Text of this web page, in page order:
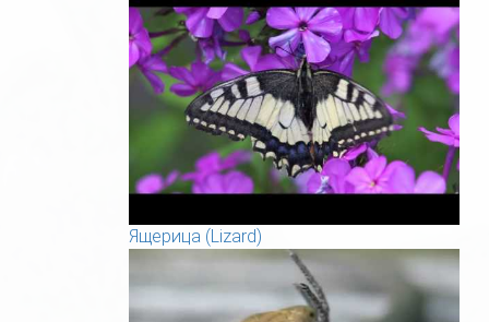
Ящерица (Lizard)